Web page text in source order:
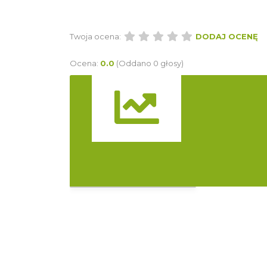
Twoja ocena: DODAJ OCENĘ
Ocena: 0.0 (Oddano 0 głosy)